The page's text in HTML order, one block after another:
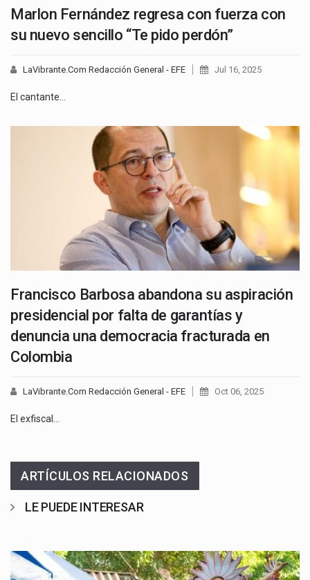
Marlon Fernández regresa con fuerza con
su nuevo sencillo “Te pido perdón”
LaVibrante.Com Redacción General - EFE Jul 16, 2025
El cantante…
Francisco Barbosa abandona su aspiración
presidencial por falta de garantías y
denuncia una democracia fracturada en
Colombia
LaVibrante.Com Redacción General - EFE Oct 06, 2025
El exfiscal…
ARTÍCULOS RELACIONADOS
LE PUEDE INTERESAR